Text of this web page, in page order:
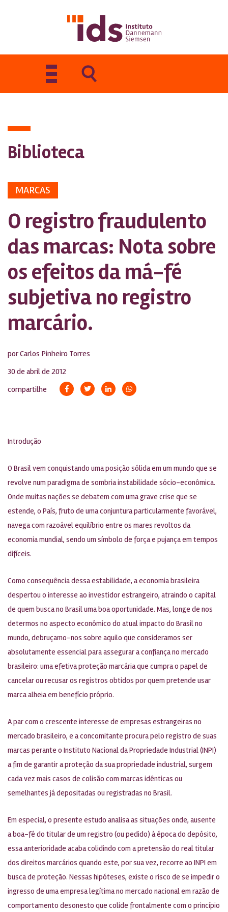
Toggle
navigation
Biblioteca
MARCAS
O registro fraudulento
das marcas: Nota sobre
os efeitos da má-fé
subjetiva no registro
marcário.
por Carlos Pinheiro Torres
30 de abril de 2012
compartilhe
Introdução
O Brasil vem conquistando uma posição sólida em um mundo que se
revolve num paradigma de sombria instabilidade sócio-econômica.
Onde muitas nações se debatem com uma grave crise que se
estende, o País, fruto de uma conjuntura particularmente favorável,
navega com razoável equilíbrio entre os mares revoltos da
economia mundial, sendo um símbolo de força e pujança em tempos
difíceis.
Como consequência dessa estabilidade, a economia brasileira
despertou o interesse ao investidor estrangeiro, atraindo o capital
de quem busca no Brasil uma boa oportunidade. Mas, longe de nos
determos no aspecto econômico do atual impacto do Brasil no
mundo, debruçamo-nos sobre aquilo que consideramos ser
absolutamente essencial para assegurar a confiança no mercado
brasileiro: uma efetiva proteção marcária que cumpra o papel de
cancelar ou recusar os registros obtidos por quem pretende usar
marca alheia em benefício próprio.
A par com o crescente interesse de empresas estrangeiras no
mercado brasileiro, e a concomitante procura pelo registro de suas
marcas perante o Instituto Nacional da Propriedade Industrial (INPI)
a fim de garantir a proteção da sua propriedade industrial, surgem
cada vez mais casos de colisão com marcas idênticas ou
semelhantes já depositadas ou registradas no Brasil.
Em especial, o presente estudo analisa as situações onde, ausente
a boa-fé do titular de um registro (ou pedido) à época do depósito,
essa anterioridade acaba colidindo com a pretensão do real titular
dos direitos marcários quando este, por sua vez, recorre ao INPI em
busca de proteção. Nessas hipóteses, existe o risco de se impedir o
ingresso de uma empresa legítima no mercado nacional em razão de
comportamento desonesto que colide frontalmente com o princípio